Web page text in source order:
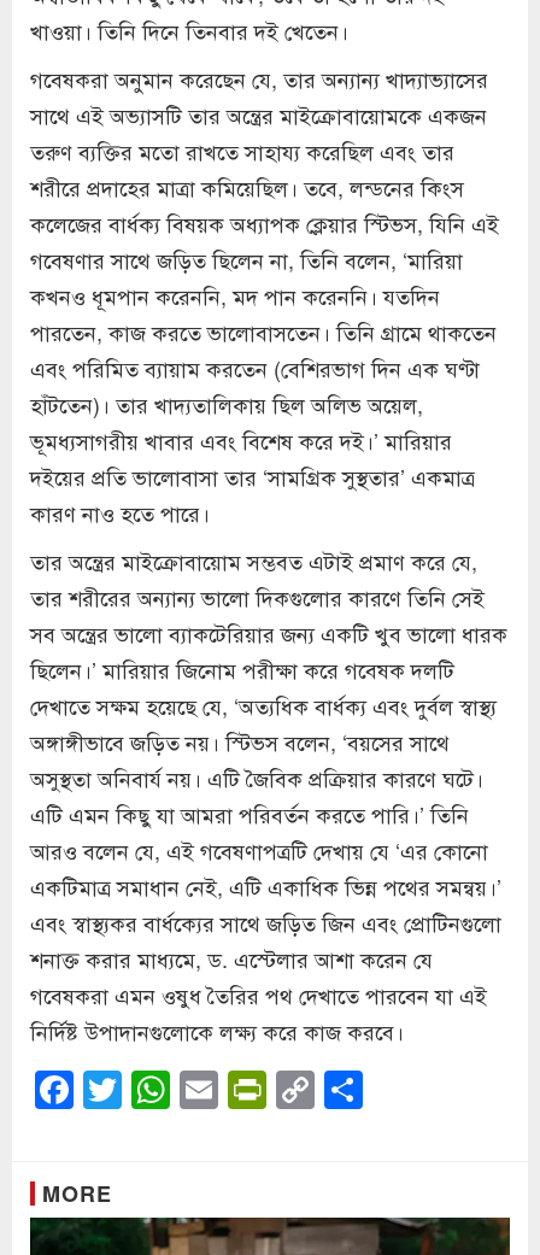
খাওয়া। তিনি দিনে তিনবার দই খেতেন।
গবেষকরা অনুমান করেছেন যে, তার অন্যান্য খাদ্যাভ্যাসের
সাথে এই অভ্যাসটি তার অন্ত্রের মাইক্রোবায়োমকে একজন
তরুণ ব্যক্তির মতো রাখতে সাহায্য করেছিল এবং তার
শরীরে প্রদাহের মাত্রা কমিয়েছিল। তবে, লন্ডনের কিংস
কলেজের বার্ধক্য বিষয়ক অধ্যাপক ক্লেয়ার স্টিভস, যিনি এই
গবেষণার সাথে জড়িত ছিলেন না, তিনি বলেন, ‘মারিয়া
কখনও ধূমপান করেননি, মদ পান করেননি। যতদিন
পারতেন, কাজ করতে ভালোবাসতেন। তিনি গ্রামে থাকতেন
এবং পরিমিত ব্যায়াম করতেন (বেশিরভাগ দিন এক ঘণ্টা
হাঁটতেন)। তার খাদ্যতালিকায় ছিল অলিভ অয়েল,
ভূমধ্যসাগরীয় খাবার এবং বিশেষ করে দই।’ মারিয়ার
দইয়ের প্রতি ভালোবাসা তার ‘সামগ্রিক সুস্থতার’ একমাত্র
কারণ নাও হতে পারে।
তার অন্ত্রের মাইক্রোবায়োম সম্ভবত এটাই প্রমাণ করে যে,
তার শরীরের অন্যান্য ভালো দিকগুলোর কারণে তিনি সেই
সব অন্ত্রের ভালো ব্যাকটেরিয়ার জন্য একটি খুব ভালো ধারক
ছিলেন।’ মারিয়ার জিনোম পরীক্ষা করে গবেষক দলটি
দেখাতে সক্ষম হয়েছে যে, ‘অত্যধিক বার্ধক্য এবং দুর্বল স্বাস্থ্য
অঙ্গাঙ্গীভাবে জড়িত নয়। স্টিভস বলেন, ‘বয়সের সাথে
অসুস্থতা অনিবার্য নয়। এটি জৈবিক প্রক্রিয়ার কারণে ঘটে।
এটি এমন কিছু যা আমরা পরিবর্তন করতে পারি।’ তিনি
আরও বলেন যে, এই গবেষণাপত্রটি দেখায় যে ‘এর কোনো
একটিমাত্র সমাধান নেই, এটি একাধিক ভিন্ন পথের সমন্বয়।’
এবং স্বাস্থ্যকর বার্ধক্যের সাথে জড়িত জিন এবং প্রোটিনগুলো
শনাক্ত করার মাধ্যমে, ড. এস্টেলার আশা করেন যে
গবেষকরা এমন ওষুধ তৈরির পথ দেখাতে পারবেন যা এই
নির্দিষ্ট উপাদানগুলোকে লক্ষ্য করে কাজ করবে।
Facebook
Twitter
WhatsApp
EmailPrintFriendly
Copy
Link
MORE